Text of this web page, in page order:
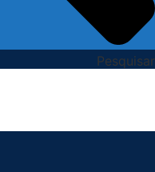
Pesquisar